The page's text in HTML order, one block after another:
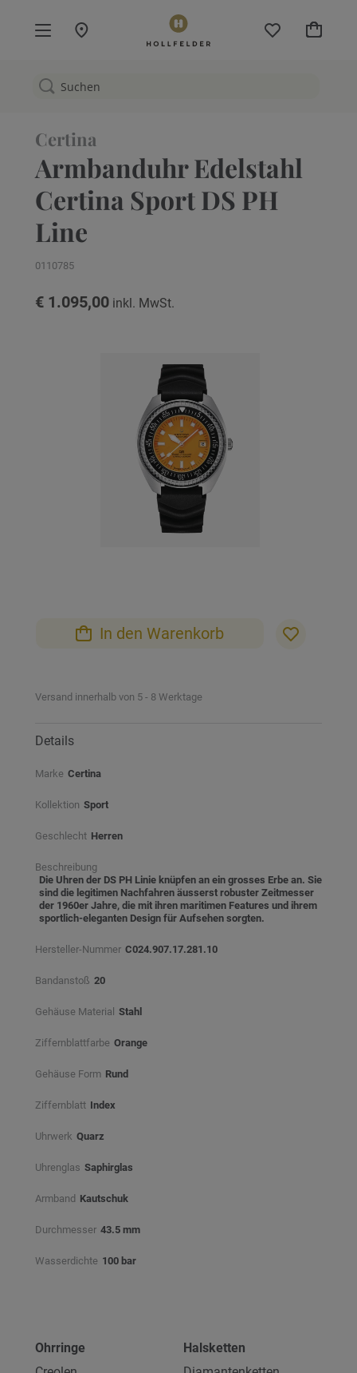
Mein
Certina
Armbanduhr Edelstahl
Certina Sport DS PH
Line
0110785
€ 1.095,00
springen
In den Warenkorb
Versand innerhalb von 5 - 8 Werktage
Details
Marke Certina
Kollektion Sport
Geschlecht Herren
Beschreibung
Die Uhren der DS PH Linie knüpfen an ein grosses Erbe an. Sie
sind die legitimen Nachfahren äusserst robuster Zeitmesser
der 1960er Jahre, die mit ihren maritimen Features und ihrem
sportlich-eleganten Design für Aufsehen sorgten.
Hersteller-Nummer C024.907.17.281.10
Bandanstoß 20
Gehäuse Material Stahl
Ziffernblattfarbe Orange⠀
Gehäuse Form Rund
Ziffernblatt Index
Uhrwerk Quarz
Uhrenglas Saphirglas
Armband Kautschuk
Durchmesser 43.5 mm
Wasserdichte 100 bar
Ohrringe
Halsketten